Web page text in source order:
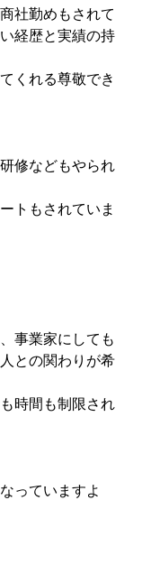
社勤めもされて
経歴と実績の持
くれる尊敬でき
修などもやられ
トもされていま
事業家にしても
との関わりが希
時間も制限され
っていますよ